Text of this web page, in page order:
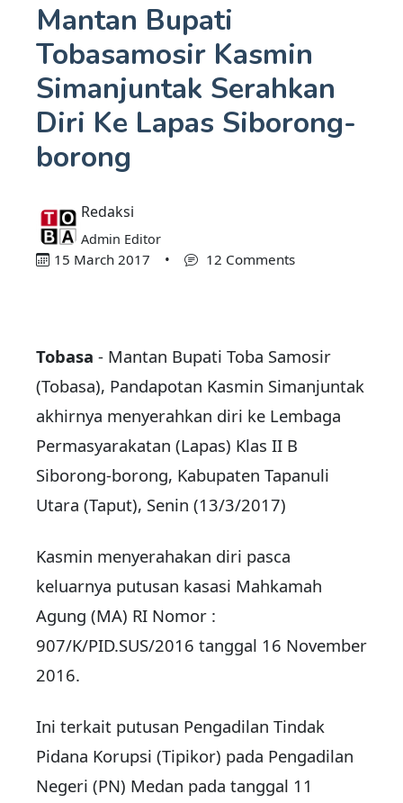
Mantan Bupati
Tobasamosir Kasmin
Simanjuntak Serahkan
Diri Ke Lapas Siborong-
borong
Redaksi
Admin Editor
15 March 2017 • 12 Comments
Tobasa - Mantan Bupati Toba Samosir
(Tobasa), Pandapotan Kasmin Simanjuntak
akhirnya menyerahkan diri ke Lembaga
Permasyarakatan (Lapas) Klas II B
Siborong-borong, Kabupaten Tapanuli
Utara (Taput), Senin (13/3/2017)
Kasmin menyerahakan diri pasca
keluarnya putusan kasasi Mahkamah
Agung (MA) RI Nomor :
907/K/PID.SUS/2016 tanggal 16 November
2016.
Ini terkait putusan Pengadilan Tindak
Pidana Korupsi (Tipikor) pada Pengadilan
Negeri (PN) Medan pada tanggal 11